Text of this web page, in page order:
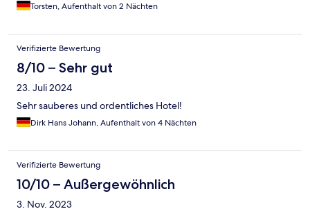
Torsten, Aufenthalt von 2 Nächten
Verifizierte Bewertung
8/10 – Sehr gut
23. Juli 2024
Sehr sauberes und ordentliches Hotel!
Dirk Hans Johann, Aufenthalt von 4 Nächten
Verifizierte Bewertung
10/10 – Außergewöhnlich
3. Nov. 2023